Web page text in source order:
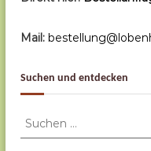
Mail:
Suchen und entdecken
S